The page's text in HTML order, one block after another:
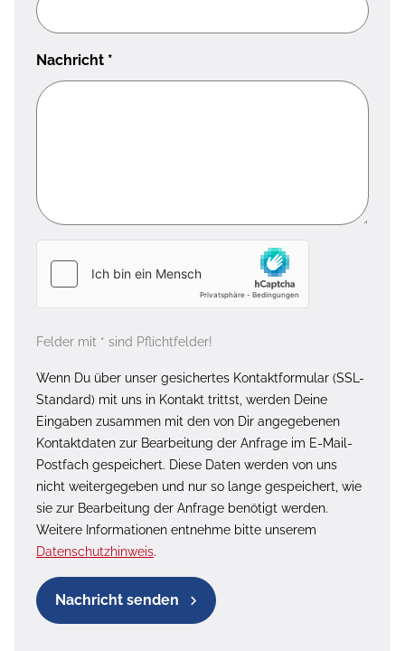
Nachricht *
Felder mit * sind Pflichtfelder!
Wenn Du über unser gesichertes Kontaktformular (SSL-
Standard) mit uns in Kontakt trittst, werden Deine
Eingaben zusammen mit den von Dir angegebenen
Kontaktdaten zur Bearbeitung der Anfrage im E-Mail-
Postfach gespeichert. Diese Daten werden von uns
nicht weitergegeben und nur so lange gespeichert, wie
sie zur Bearbeitung der Anfrage benötigt werden.
Weitere Informationen entnehme bitte unserem
Datenschutzhinweis.
Nachricht senden